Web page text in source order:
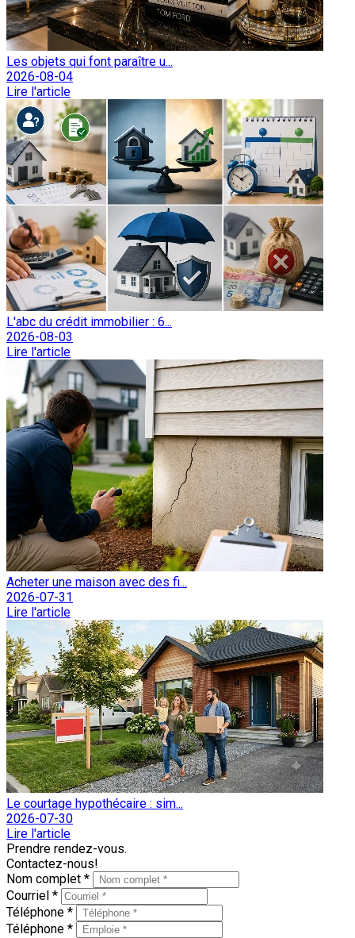
Les objets qui font paraître u...
2026-08-04
Lire l'article
L'abc du crédit immobilier : 6...
2026-08-03
Lire l'article
Acheter une maison avec des fi...
2026-07-31
Lire l'article
Le courtage hypothécaire : sim...
2026-07-30
Lire l'article
Prendre rendez-vous.
Contactez-nous!
Nom complet *
Courriel *
Téléphone *
Téléphone *